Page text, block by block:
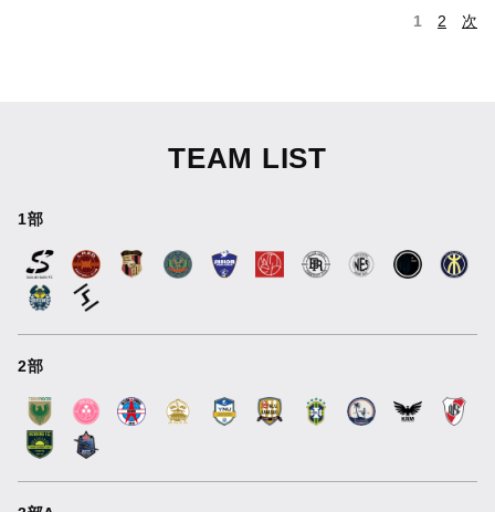
1 2 次
TEAM LIST
1部
2部